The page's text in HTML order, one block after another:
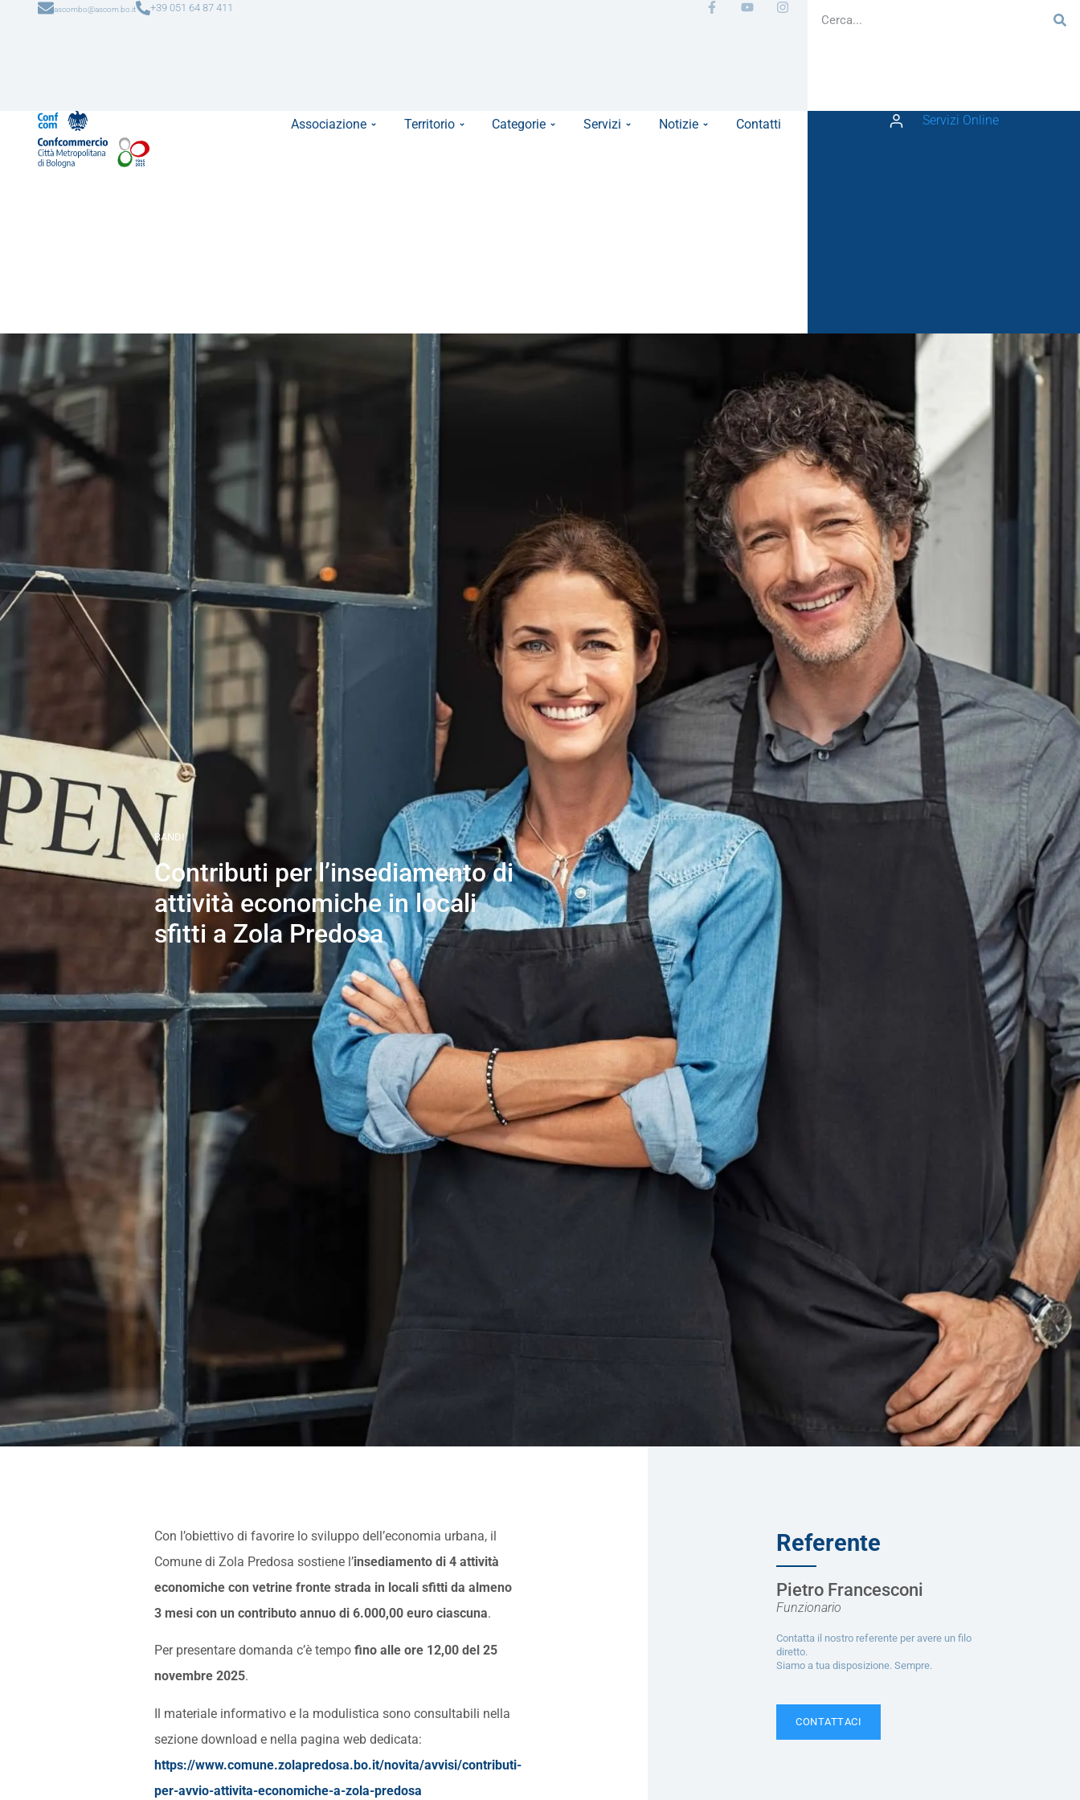
ascombo@ascom.bo.it +39 051 64 87 411
Associazione Territorio Categorie Servizi Notizie Contatti Servizi Online
BANDI
Contributi per l’insediamento di
attività economiche in locali
sfitti a Zola Predosa
Con l’obiettivo di favorire lo sviluppo dell’economia urbana, il
Comune di Zola Predosa sostiene l’insediamento di 4 attività
economiche con vetrine fronte strada in locali sfitti da almeno
3 mesi con un contributo annuo di 6.000,00 euro ciascuna.
Per presentare domanda c’è tempo fino alle ore 12,00 del 25
novembre 2025.
Il materiale informativo e la modulistica sono consultabili nella
sezione download e nella pagina web dedicata:
https://www.comune.zolapredosa.bo.it/novita/avvisi/contributi-
per-avvio-attivita-economiche-a-zola-predosa
Referente
Pietro Francesconi
Funzionario
Contatta il nostro referente per avere un filo
diretto.
Siamo a tua disposizione. Sempre.
CONTATTACI